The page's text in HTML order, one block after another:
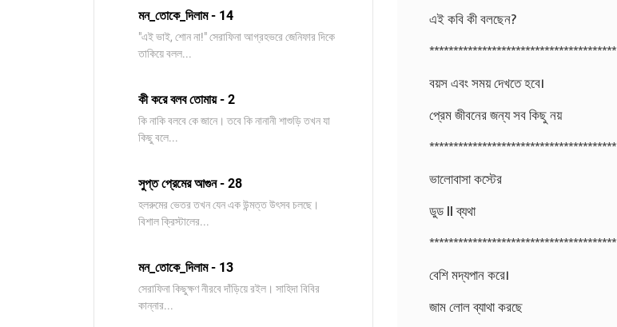
মন_তোকে_দিলাম - 14
"এই ভাই, শোন না!" সেরাফিনা আগ্রহভরে জেনিফার দিকে
তাকিয়ে বলল...
কী করে বলব তোমায় - 2
কি নাকি বলবে কে জানে। তবে কি নানানী শাশুড়ি তখন যা
কিছু বলে...
সুপ্ত প্রেমের আগুন - 28
হলরুমের ভেতর তখন যেন এক উন্মত্ত উৎসব চলছে।
বিশাল ক্রিস্টালের...
মন_তোকে_দিলাম - 13
সেরাফিনা কিছুক্ষণ নীরবে দাঁড়িয়ে রইল। সাহিদা বিবির
কান্নার...
এই কবি কী বলছেন?
***************************************
বয়স এবং সময় দেখতে হবে।
প্রেম জীবনের জন্য সব কিছু নয়
***************************************
ভালোবাসা কস্টের
ডুড ll ব্যথা
***************************************
বেশি মদ্যপান করে।
জাম লোল ব্যাথা করছে